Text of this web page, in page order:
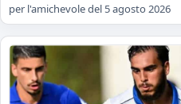
per l'amichevole del 5 agosto 2026